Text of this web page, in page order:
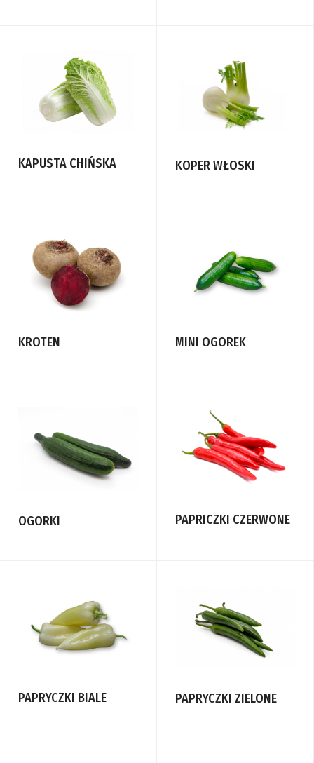
KAPUSTA CHIŃSKA KOPER WŁOSKI
KROTEN MINI OGOREK
OGORKI PAPRICZKI CZERWONE
PAPRYCZKI BIALE PAPRYCZKI ZIELONE